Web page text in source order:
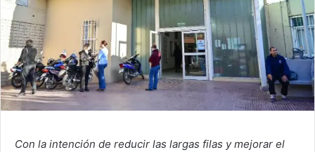
Con la intención de reducir las largas filas y mejorar el